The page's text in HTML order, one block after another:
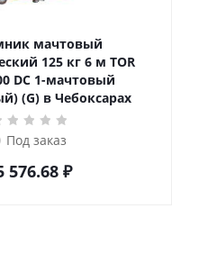
мачтовый
кг 6 м TOR
DC 1-мачтовый
(G) в Чебоксарах
Под заказ
576.68₽